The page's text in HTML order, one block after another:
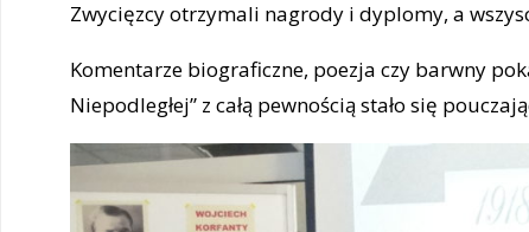
Zwycięzcy otrzymali nagrody i dyplomy, a
Komentarze biograficzne, poezja czy barwny
Niepodległej” z całą pewnością stało się